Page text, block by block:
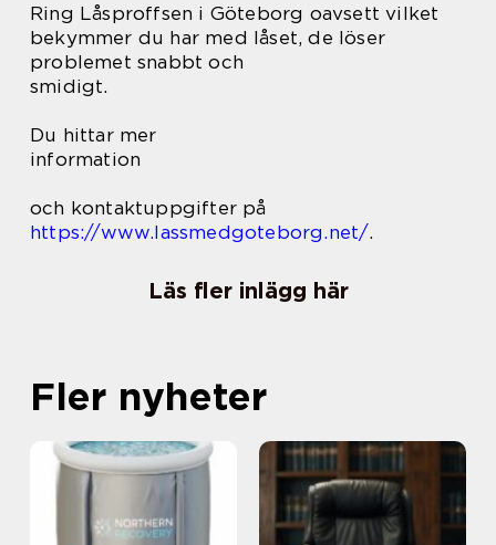
Ring Låsproffsen i Göteborg oavsett vilket
bekymmer du har med låset, de löser
problemet snabbt och
smidigt.
Du hittar mer
information
och kontaktuppgifter på
https://www.lassmedgoteborg.net/.
Läs fler inlägg här
Fler nyheter